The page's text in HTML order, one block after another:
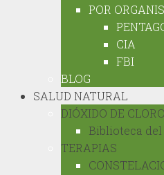
POR
CIA
FBI
BLOG
SALUD NATURAL
DIÓXIDO DE CLORO
Biblioteca
TERAPIAS